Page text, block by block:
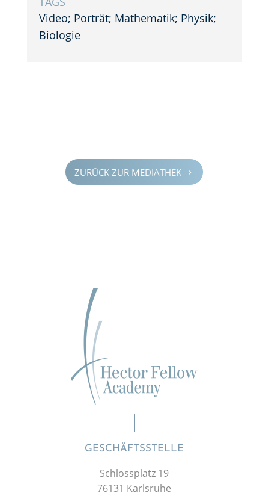
Video; Porträt; Mathe­ma­tik; Physik;
Biologie
ZURÜCK ZUR MEDIA­THEK 5
GESCHÄFTSSTELLE
Schlossplatz 19
76131 Karlsruhe